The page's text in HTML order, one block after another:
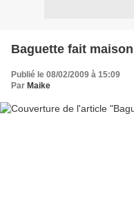
Baguette fait maison
Publié le 08/02/2009 à 15:09
Par Maike